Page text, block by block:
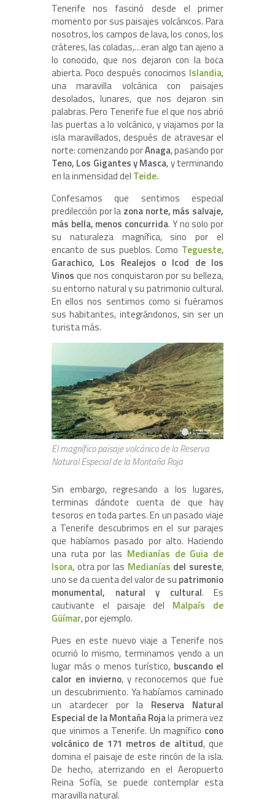
Tenerife nos fascinó desde el primer
momento por sus paisajes volcánicos. Para
nosotros, los campos de lava, los conos, los
cráteres, las coladas,…eran algo tan ajeno a
lo conocido, que nos dejaron con la boca
abierta. Poco después conocimos Islandia,
una maravilla volcánica con paisajes
desolados, lunares, que nos dejaron sin
palabras. Pero Tenerife fue el que nos abrió
las puertas a lo volcánico, y viajamos por la
isla maravillados, después de atravesar el
norte: comenzando porAnaga, pasando por
Teno, Los Gigantes y Masca, y terminando
en la inmensidad del Teide.
Confesamos que sentimos especial
predilección por la zona norte, más salvaje,
más bella, menos concurrida. Y no solo por
su naturaleza magnífica, sino por el
encanto de sus pueblos. Como Tegueste,
Garachico, Los Realejos o Icod de los
Vinos que nos conquistaron por su belleza,
su entorno natural y su patrimonio cultural.
En ellos nos sentimos como si fuéramos
sus habitantes, integrándonos, sin ser un
turista más.
El magnífico paisaje volcánico de la Reserva
Natural Especial de la Montaña Roja
Sin embargo, regresando a los lugares,
terminas dándote cuenta de que hay
tesoros en toda partes. En un pasado viaje
a Tenerife descubrimos en el sur parajes
que habíamos pasado por alto. Haciendo
una ruta por las Medianías de Guia de
Isora, otra por las Medianías del sureste,
uno se da cuenta del valor de su patrimonio
monumental, natural y cultural. Es
cautivante el paisaje del Malpaís de
Güímar, por ejemplo.
Pues en este nuevo viaje a Tenerife nos
ocurrió lo mismo, terminamos yendo a un
lugar más o menos turístico, buscando el
calor en invierno, y reconocemos que fue
un descubrimiento. Ya habíamos caminado
un atardecer por la Reserva Natural
Especial de la Montaña Rojala primera vez
que vinimos a Tenerife. Un magnífico cono
volcánico de 171 metros de altitud, que
domina el paisaje de este rincón de la isla.
De hecho, aterrizando en el Aeropuerto
Reina Sofía, se puede contemplar esta
maravilla natural.